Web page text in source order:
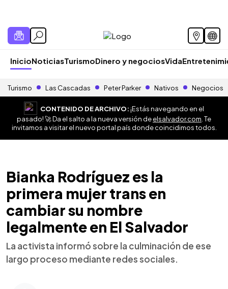
InicioNoticiasTurismoDinero y negociosVida
Turismo Las Cascadas Peter Parker Nativos Negocios
CONTENIDO DE ARCHIVO:¡Estás navegando en el
pasado! 🚀 Da el salto a la nueva versión deelsalvador.com . Te
invitamos a visitar el nuevo portal país donde coincidimos todos.
Bianka Rodríguez es la
primera mujer trans en
cambiar su nombre
legalmente en El Salvador
La activista informó sobre la culminación de ese
largo proceso mediante redes sociales.